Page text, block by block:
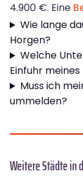
4.900 €. Eine
Wie lange
Horgen?
Welche
Einfuhr
Muss ich
ummelden?
Weitere Städte in